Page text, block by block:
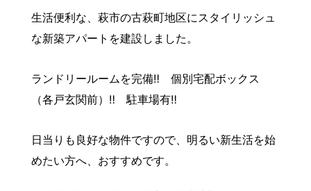
生活便利な、萩市の古萩町地区にスタイリッシュ
な新築アパートを建設しました。
ランドリールームを完備‼ 個別宅配ボックス
（各戸玄関前）‼ 駐車場有‼
日当りも良好な物件ですので、明るい新生活を始
めたい方へ、おすすめです。